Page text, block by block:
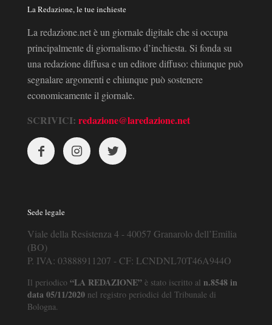
La Redazione, le tue inchieste
La redazione.net è un giornale digitale che si occupa
principalmente di giornalismo d’inchiesta. Si fonda su
una redazione diffusa e un editore diffuso: chiunque può
segnalare argomenti e chiunque può sostenere
economicamente il giornale.
SCRIVICI: redazione@laredazione.net
Sede legale
Viale della Resistenza 4 - 40057 Granarolo dell’Emilia
(BO)
P. IVA: 03888911207 - CF: LCNDNL70T46A944O
Il periodico “LA REDAZIONE” è stato iscritto al n.8548 in
data 05/11/2020 nel registro periodici del Tribunale di
Bologna.